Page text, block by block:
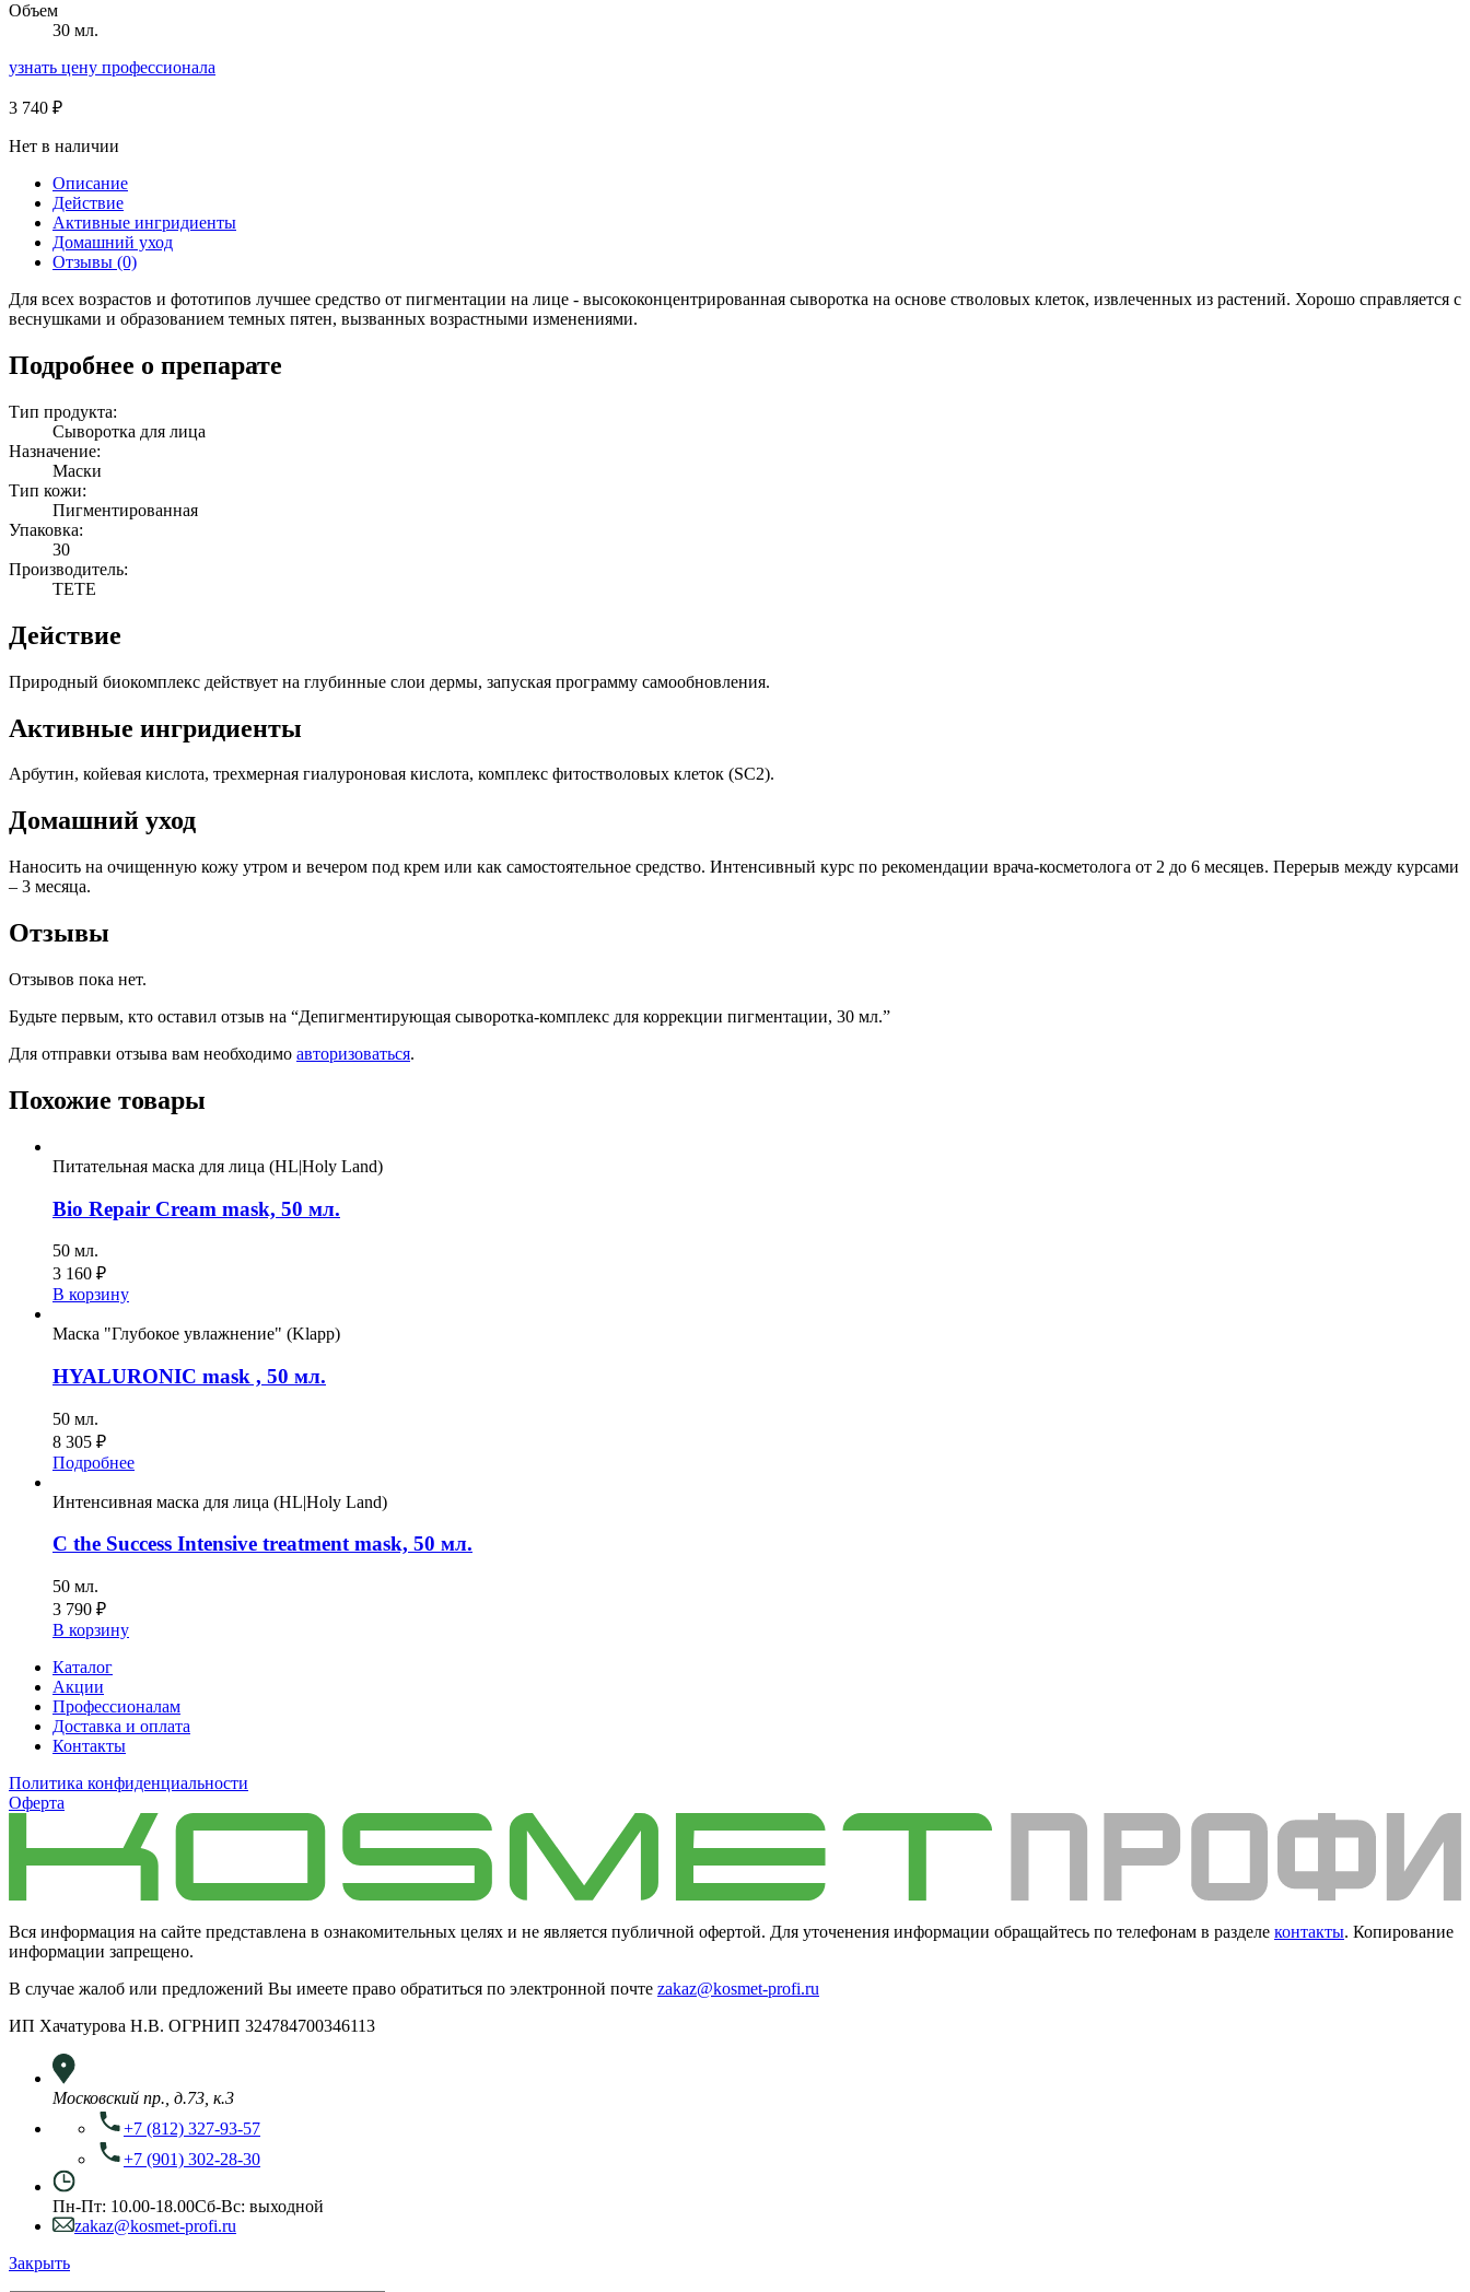
Объем
30 мл.
узнать цену профессионала
3 740 ₽
Нет в наличии
Описание
Действие
Активные ингридиенты
Домашний уход
Отзывы (0)
Для всех возрастов и фототипов лучшее средство от пигментации на лице - высококонцентрированная сыворотка на основе стволовых клеток, извлеченных из растений. Хорошо справляется с
веснушками и образованием темных пятен, вызванных возрастными изменениями.
Подробнее о препарате
Тип продукта:
Сыворотка для лица
Назначение:
Маски
Тип кожи:
Пигментированная
Упаковка:
30
Производитель:
TETE
Действие
Природный биокомплекс действует на глубинные слои дермы, запуская программу самообновления.
Активные ингридиенты
Арбутин, койевая кислота, трехмерная гиалуроновая кислота, комплекс фитостволовых клеток (SC2).
Домашний уход
Наносить на очищенную кожу утром и вечером под крем или как самостоятельное средство. Интенсивный курс по рекомендации врача-косметолога от 2 до 6 месяцев. Перерыв между курсами
– 3 месяца.
Отзывы
Отзывов пока нет.
Будьте первым, кто оставил отзыв на “Депигментирующая сыворотка-комплекс для коррекции пигментации, 30 мл.”
Для отправки отзыва вам необходимо авторизоваться.
Похожие товары
Питательная маска для лица (HL|Holy Land)
Bio Repair Cream mask, 50 мл.
50 мл.
3 160 ₽
В корзину
Маска "Глубокое увлажнение" (Klapp)
HYALURONIC mask , 50 мл.
50 мл.
8 305 ₽
Подробнее
Интенсивная маска для лица (HL|Holy Land)
C the Success Intensive treatment mask, 50 мл.
50 мл.
3 790 ₽
В корзину
Каталог
Акции
Профессионалам
Доставка и оплата
Контакты
Политика конфиденциальности
Оферта
Вся информация на сайте представлена в ознакомительных целях и не является публичной офертой. Для уточенения информации обращайтесь по телефонам в разделе контакты. Копирование
информации запрещено.
В случае жалоб или предложений Вы имеете право обратиться по электронной почте zakaz@kosmet-profi.ru
ИП Хачатурова Н.В. ОГРНИП 324784700346113
Московский пр., д.73, к.3
+7 (812) 327-93-57
+7 (901) 302-28-30
Пн-Пт: 10.00-18.00Сб-Вс: выходной
zakaz@kosmet-profi.ru
Закрыть